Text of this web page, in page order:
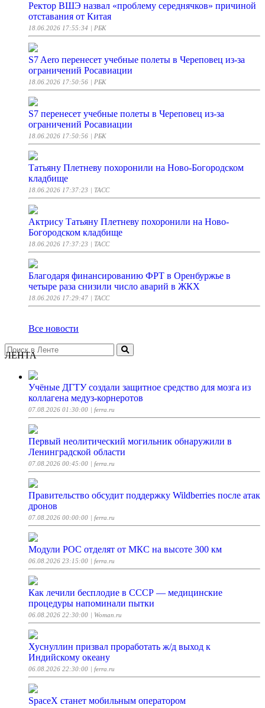
Ректор ВШЭ назвал «проблему середнячков» причиной
отставания от Китая
18.06.2026 17:55:34 | РБК
S7 Aero перенесет учебные полеты в Череповец из-за
ограничений Росавиации
18.06.2026 17:50:56 | РБК
S7 перенесет учебные полеты в Череповец из-за
ограничений Росавиации
18.06.2026 17:50:56 | РБК
Татьяну Плетневу похоронили на Ново-Богородском
кладбище
18.06.2026 17:37:23 | ТАСС
Актрису Татьяну Плетневу похоронили на Ново-
Богородском кладбище
18.06.2026 17:37:23 | ТАСС
Благодаря финансированию ФРТ в Оренбуржье в
четыре раза снизили число аварий в ЖКХ
18.06.2026 17:29:47 | ТАСС
Все новости
ЛЕНТА
Учёные ДГТУ создали защитное средство для мозга из
коллагена медуз-корнеротов
07.08.2026 01:30:00 | ferra.ru
Первый неолитический могильник обнаружили в
Ленинградской области
07.08.2026 00:45:00 | ferra.ru
Правительство обсудит поддержку Wildberries после атак
дронов
07.08.2026 00:00:00 | ferra.ru
Модули РОС отделят от МКС на высоте 300 км
06.08.2026 23:15:00 | ferra.ru
Как лечили бесплодие в СССР — медицинские
процедуры напоминали пытки
06.08.2026 22:30:00 | Woman.ru
Хуснуллин призвал проработать ж/д выход к
Индийскому океану
06.08.2026 22:30:00 | ferra.ru
SpaceX станет мобильным оператором